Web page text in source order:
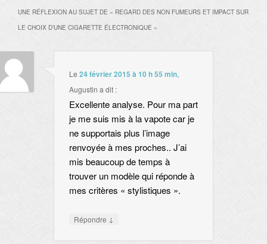
UNE RÉFLEXION AU SUJET DE « REGARD DES NON FUMEURS ET IMPACT SUR
LE CHOIX D’UNE CIGARETTE ÉLECTRONIQUE »
Le 24 février 2015 à 10 h 55 min,
Augustin a dit :
Excellente analyse. Pour ma part
je me suis mis à la vapote car je
ne supportais plus l’image
renvoyée à mes proches.. J’ai
mis beaucoup de temps à
trouver un modèle qui réponde à
mes critères « stylistiques ».
Répondre ↓